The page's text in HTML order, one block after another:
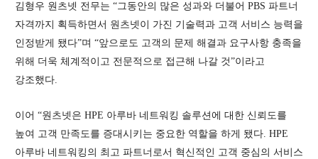
김형우 원츠넷 전무는 “그동안의 많은 성과와 더불어 PBS 파트너
자격까지 획득하면서 원츠넷이 가진 기술력과 고객 서비스 능력을
인정받게 됐다”며 “앞으로도 고객의 문제 해결과 요구사항 충족을
위해 더욱 체계적이고 전문적으로 접근해 나갈 것”이라고
강조했다.
이어 “원츠넷은 HPE 아루바 네트워킹 솔루션에 대한 신뢰도를
높여 고객 만족도를 증대시키는 중요한 역할을 하게 됐다. HPE
아루바 네트워킹의 최고 파트너로서 혁신적인 고객 중심의 서비스